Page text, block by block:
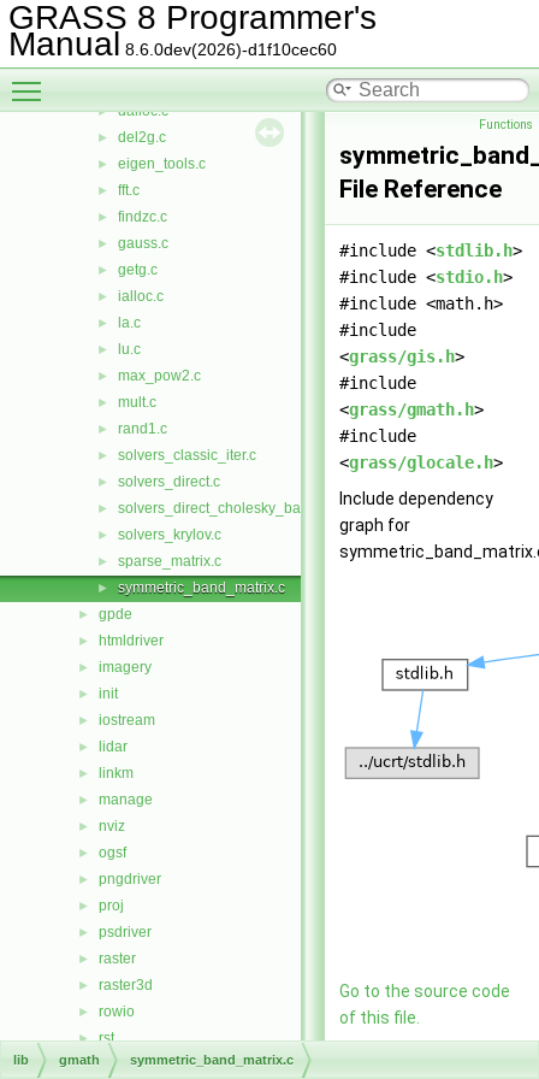
GRASS 8 Programmer's
Manual 8.6.0dev(2026)-d1f10cec60
► blas_level_3.c
► brent.c
► CBLAS_wrapper_blas_level_1.c
► dalloc.c
► del2g.c
► eigen_tools.c
► fft.c
► findzc.c
► gauss.c
► getg.c
► ialloc.c
► la.c
► lu.c
► max_pow2.c
► mult.c
► rand1.c
► solvers_classic_iter.c
► solvers_direct.c
► solvers_direct_cholesky_band.c
► solvers_krylov.c
► sparse_matrix.c
► symmetric_band_matrix.c
► gpde
► htmldriver
► imagery
► init
► iostream
► lidar
► linkm
► manage
► nviz
► ogsf
► pngdriver
► proj
► psdriver
► raster
► raster3d
► rowio
► rst
► segment
Functions
File Reference
#include <stdlib.h>
#include <stdio.h>
#include <math.h>
#include
<grass/gis.h>
#include
<grass/gmath.h>
#include
<grass/glocale.h>
Include dependency
graph for
Go to the source code
of this file.
lib gmath symmetric_band_matrix.c